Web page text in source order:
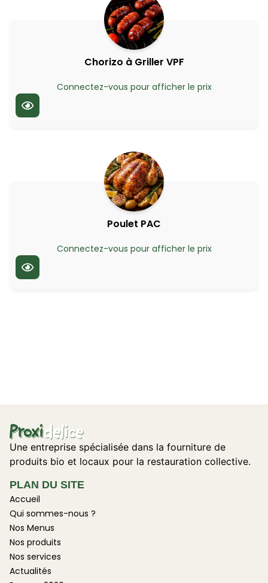
Chorizo à Griller VPF
Connectez-vous pour afficher le prix
Poulet PAC
Connectez-vous pour afficher le prix
Une entreprise spécialisée dans la fourniture de
produits bio et locaux pour la restauration collective.
PLAN DU SITE
Accueil
Qui sommes-nous ?
Nos Menus
Nos produits
Nos services
Actualités